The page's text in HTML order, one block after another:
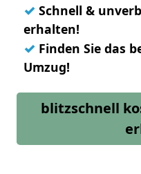
✓ Schnell &
erhalten!
✓ Finden Sie das
Umzug!
blitzschnell